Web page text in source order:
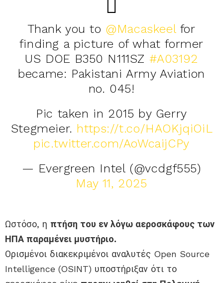
Thank you to @Macaskeelfor
finding a picture of what former
US DOE B350 N111SZ #A03192
became: Pakistani Army Aviation
no. 045!
Pic taken in 2015 by Gerry
Stegmeier. https://t.co/HAOKjqiOiL
pic.twitter.com/AoWcaijCPy
— Evergreen Intel (@vcdgf555)
May 11, 2025
Ωστόσο, η πτήση του εν λόγω αεροσκάφους των
ΗΠΑ παραμένει μυστήριο.
Ορισμένοι διακεκριμένοι αναλυτές Open Source
Intelligence (OSINT) υποστήριξαν ότι το